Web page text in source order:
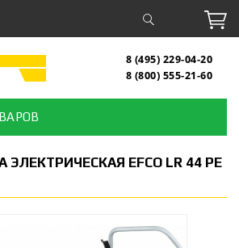
8 (495) 229-04-20
8 (800) 555-21-60
EFCO LR 44 PE